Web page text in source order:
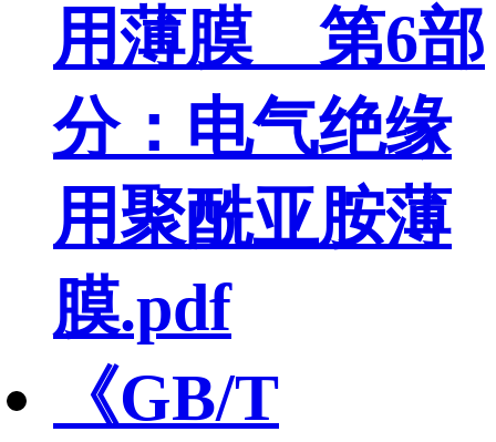
用薄膜 第6部
分：电气绝缘
用聚酰亚胺薄
膜.pdf
《GB/T